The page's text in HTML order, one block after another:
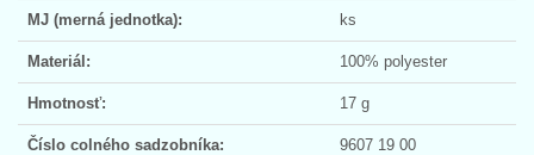
MJ (merná jednotka): ks
Materiál: 100% polyester
Hmotnosť: 17 g
Číslo colného sadzobníka: 9607 19 00